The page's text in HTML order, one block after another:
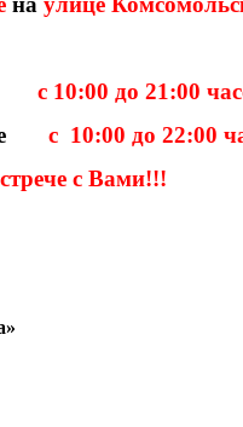
с 10:00 до 21:00
с 10:00 до 22:00
с Вами!!!